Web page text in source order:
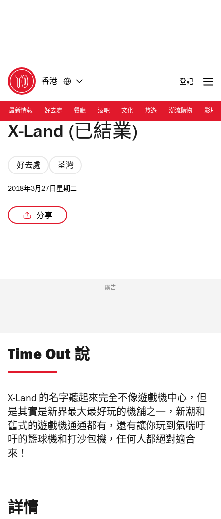
香港 登記
最新情報 好去處 餐廳 酒吧 文化 旅遊 潮流購物 影片
X-Land (已結業)
好去處 荃灣
2018年3月27日星期二
分享
廣告
Time Out 說
X-Land 的名字聽起來完全不像遊戲機中心，但
是其實是新界最大最好玩的機舖之一，新潮和
舊式的遊戲機通通都有，還有讓你玩到氣喘吁
吁的籃球機和打沙包機，任何人都絕對適合
來！
詳情